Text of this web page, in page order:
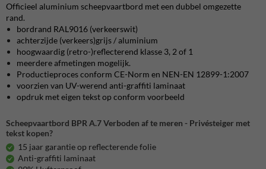
Officieel aluminium scheepvaartbord met een dubbel omgezette
rand.
bordrand RAL9016 (verkeerswit)
achterzijde (verkeers)grijs / aluminium
hoogwaardig (retro-)reflecterend klasse 3, 2 of 1
meerdere afmetingen mogelijk.
Productieproces conform CE-Norm en NEN-EN 12899-1:2007
voorzien van UV-werend anti-graffiti laminaat
opdruk met eigen tekst op conform voorbeeld
Scheepvaartbord BPR A.7 Verboden af te meren - Privésteiger met
tekst kopen?
15 jaar garantie op reflecterende folie
Anti-graffiti laminaat